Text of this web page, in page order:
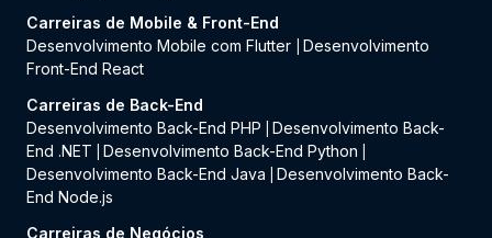
Carreiras de Mobile & Front-End
Desenvolvimento Mobile com Flutter
Desenvolvimento
Front-End React
Carreiras de Back-End
Desenvolvimento Back-End PHP
Desenvolvimento Back-
End .NET
Desenvolvimento Back-End Python
Desenvolvimento Back-End Java
Desenvolvimento Back-
End Node.js
Carreiras de Negócios